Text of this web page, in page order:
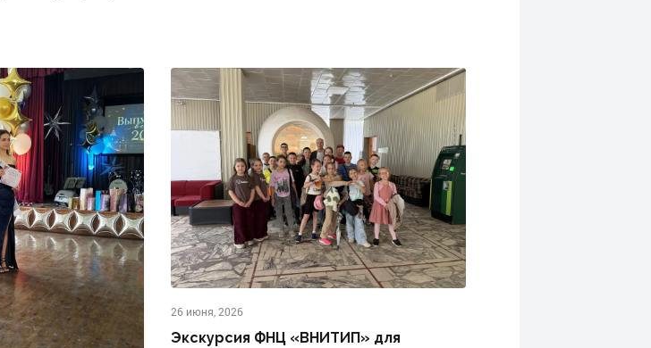
26 июня, 2026
Экскурсия ФНЦ «ВНИТИП» для